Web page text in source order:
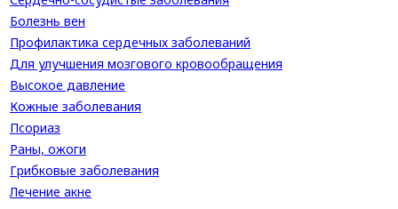
Болезнь вен
Профилактика сердечных заболеваний
Для улучшения мозгового кровообращения
Высокое давление
Кожные заболевания
Псориаз
Раны, ожоги
Грибковые заболевания
Лечение акне